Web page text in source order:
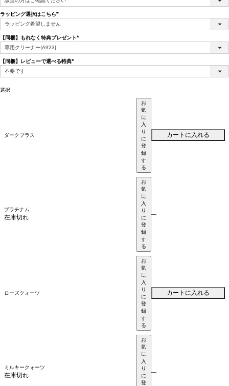
ラッピング選択はこちら
(必
【同梱】もれなく特典プレゼント
【同梱】レビューで選べる特典
選択
ダークブラス
お
気
に
入
り
に
登
録
す
る
カートに入れる
プラチナム
在庫切れ
お
気
に
入
り
に
登
録
す
る
—
ローズクォーツ
お
気
に
入
り
に
登
録
す
る
カートに入れる
ミルキークォーツ
在庫切れ
お
気
に
入
り
に
登
—